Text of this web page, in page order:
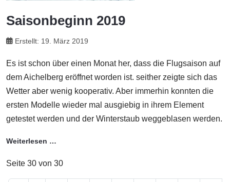
Saisonbeginn 2019
Erstellt: 19. März 2019
Es ist schon über einen Monat her, dass die Flugsaison auf
dem Aichelberg eröffnet worden ist. seither zeigte sich das
Wetter aber wenig kooperativ. Aber immerhin konnten die
ersten Modelle wieder mal ausgiebig in ihrem Element
getestet werden und der Winterstaub weggeblasen werden.
Weiterlesen …
Seite 30 von 30